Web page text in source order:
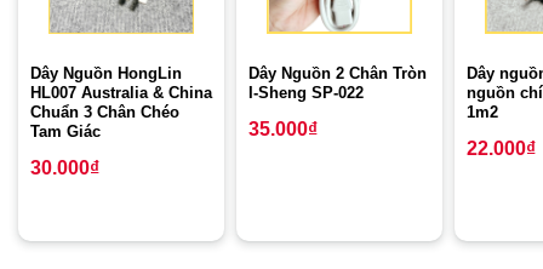
Dây Nguồn HongLin
HL007 Australia & China
Chuẩn 3 Chân Chéo
Tam Giác
30.000₫
Dây Nguồn 2 Chân Tròn
I-Sheng SP-022
35.000₫
Dây
nguồn
1m2
22.000₫